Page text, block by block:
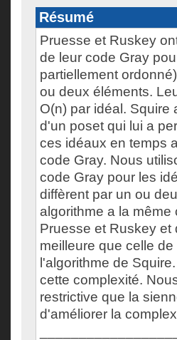
Résumé
Pruesse et Ruskey
de leur code Gray
partiellement
ou deux éléments.
O(n) par idéal.
d'un poset qui lui a
ces idéaux en temps
code Gray. Nous
code Gray pour les
diffèrent par un ou
algorithme a la
Pruesse et Ruskey et
meilleure que celle
l'algorithme de
cette complexité.
restrictive que la
d'améliorer la